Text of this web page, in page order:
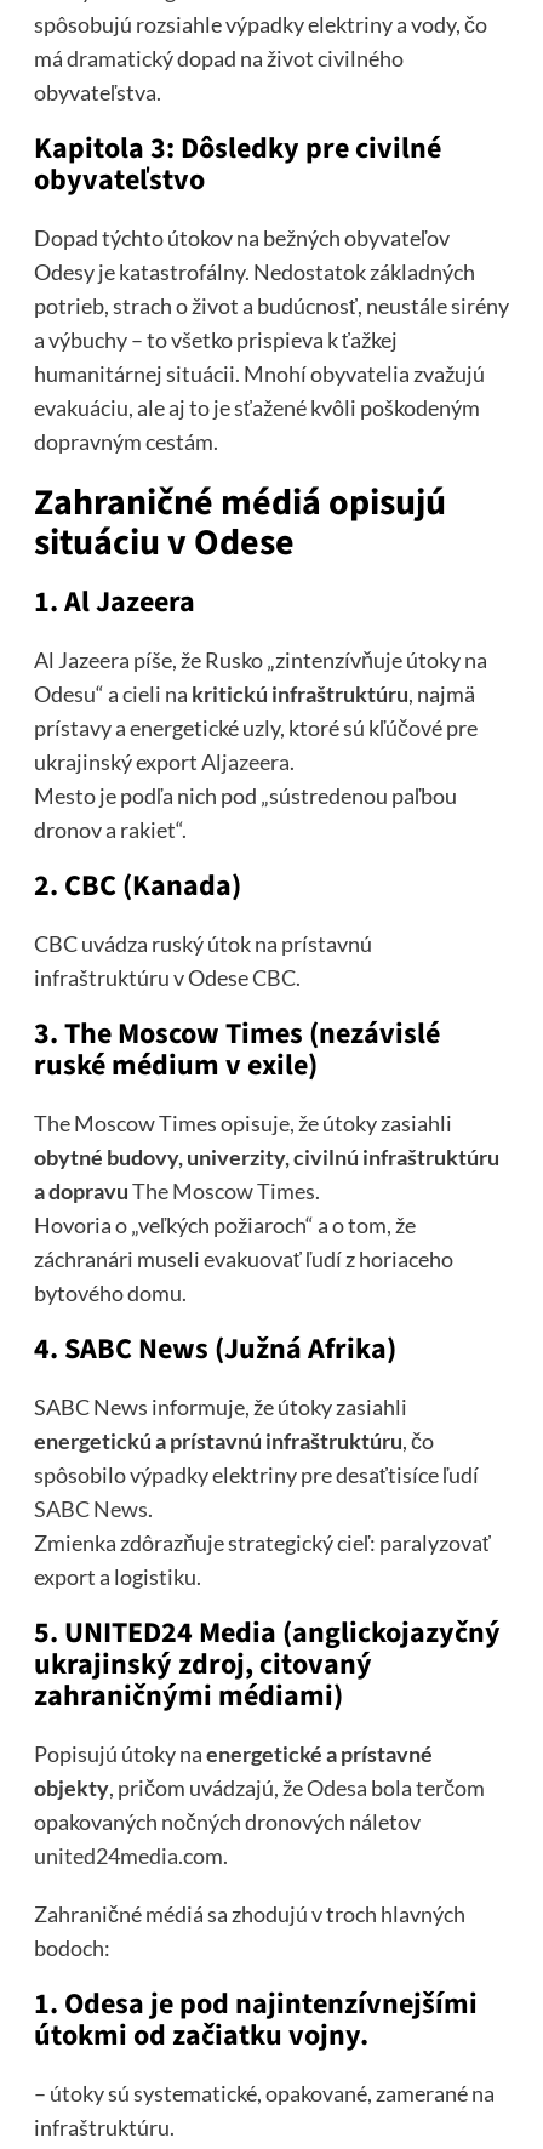
spôsobujú rozsiahle výpadky elektriny a vody, čo
má dramatický dopad na život civilného
obyvateľstva.
Kapitola 3: Dôsledky pre civilné
obyvateľstvo
Dopad týchto útokov na bežných obyvateľov
Odesy je katastrofálny. Nedostatok základných
potrieb, strach o život a budúcnosť, neustále sirény
a výbuchy – to všetko prispieva k ťažkej
humanitárnej situácii. Mnohí obyvatelia zvažujú
evakuáciu, ale aj to je sťažené kvôli poškodeným
dopravným cestám.
Zahraničné médiá opisujú
situáciu v Odese
1. Al Jazeera
Al Jazeera píše, že Rusko „zintenzívňuje útoky na
Odesu“ a cieli na kritickú infraštruktúru, najmä
prístavy a energetické uzly, ktoré sú kľúčové pre
ukrajinský exportAljazeera.
Mesto je podľa nich pod „sústredenou paľbou
dronov a rakiet“.
2. CBC (Kanada)
CBC uvádza ruský útok na prístavnú
infraštruktúru v OdeseCBC.
3. The Moscow Times (nezávislé
ruské médium v exile)
The Moscow Times opisuje, že útoky zasiahli
obytné budovy, univerzity, civilnú infraštruktúru
a dopravuThe Moscow Times.
Hovoria o „veľkých požiaroch“ a o tom, že
záchranári museli evakuovať ľudí z horiaceho
bytového domu.
4. SABC News (Južná Afrika)
SABC News informuje, že útoky zasiahli
energetickú a prístavnú infraštruktúru, čo
spôsobilo výpadky elektriny pre desaťtisíce ľudí
SABC News.
Zmienka zdôrazňuje strategický cieľ: paralyzovať
export a logistiku.
5. UNITED24 Media (anglickojazyčný
ukrajinský zdroj, citovaný
zahraničnými médiami)
Popisujú útoky naenergetické a prístavné
objekty, pričom uvádzajú, že Odesa bola terčom
opakovaných nočných dronových náletov
united24media.com.
Zahraničné médiá sa zhodujú v troch hlavných
bodoch:
1. Odesa je pod najintenzívnejšími
útokmi od začiatku vojny.
– útoky sú systematické, opakované, zamerané na
infraštruktúru.